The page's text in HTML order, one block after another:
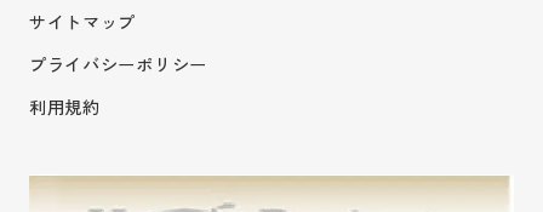
サイトマップ
プライバシーポリシー
利用規約